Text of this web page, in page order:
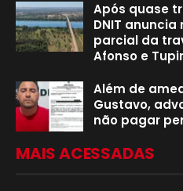
Após quase
DNIT
parcial da
Afonso e
Além de
Gustavo,
não pagar
MAIS ACESSADAS